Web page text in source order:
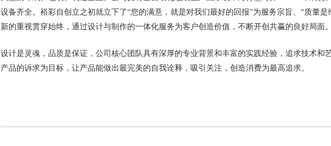
设备齐全。裕彩自创立之初就立下了“您的满意，就是对我们最好的回报”为服务宗旨、“质量
新的重视贯穿始终，通过设计与制作的一体化服务为客户创造价值，不断开创共赢的良好局面。
设计是灵魂，品质是保证，公司核心团队具有深厚的专业背景和丰富的实践经验，追求技术和
产品的诉求为目标，让产品能做出最完美的自我诠释，吸引关注，创造消费为最高追求。